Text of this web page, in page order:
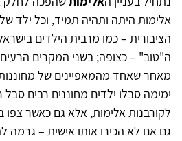
אלימות היתה ותהיה תמיד, וכל ילד
הציבורית – כמו מרבית הילדים
ה"טוב" – כצופה; בשני המקרים הרעים
מאחר שאחד מהמאפיינים של
ימימה סבלו ילדים מחוננים רבים
לקורבנות אלימות, אלא גם כאשר
גם אם לא הכירו אותו אישית – גרמה